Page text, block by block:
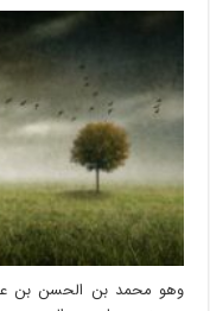
وهو محمد بن الحسن بن